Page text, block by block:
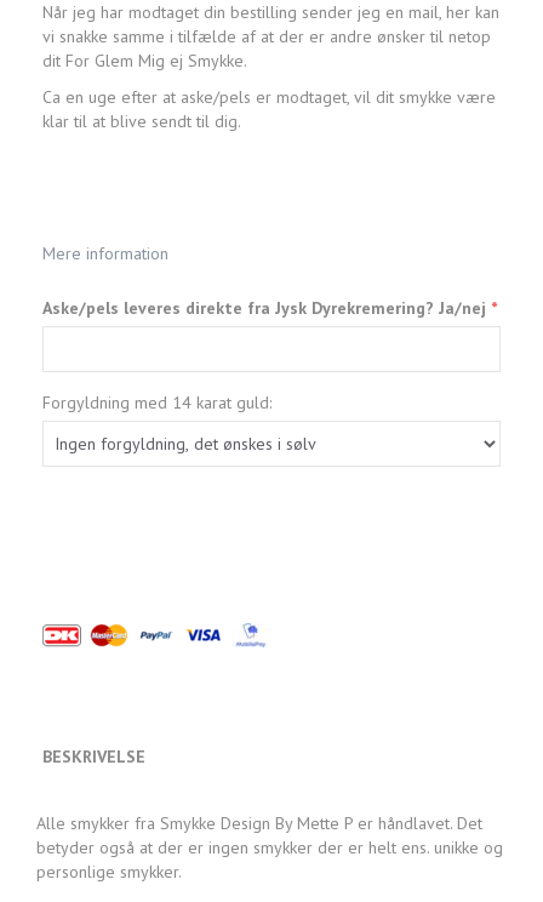
Når jeg har modtaget din bestilling sender jeg en mail, her kan
vi snakke samme i tilfælde af at der er andre ønsker til netop
dit For Glem Mig ej Smykke.
Ca en uge efter at aske/pels er modtaget, vil dit smykke være
klar til at blive sendt til dig.
Mere information
Aske/pels leveres direkte fra Jysk Dyrekremering? Ja/nej
Forgyldning med 14 karat guld:
BESKRIVELSE
Alle smykker fra Smykke Design By Mette P er håndlavet. Det
betyder også at der er ingen smykker der er helt ens. unikke og
personlige smykker.